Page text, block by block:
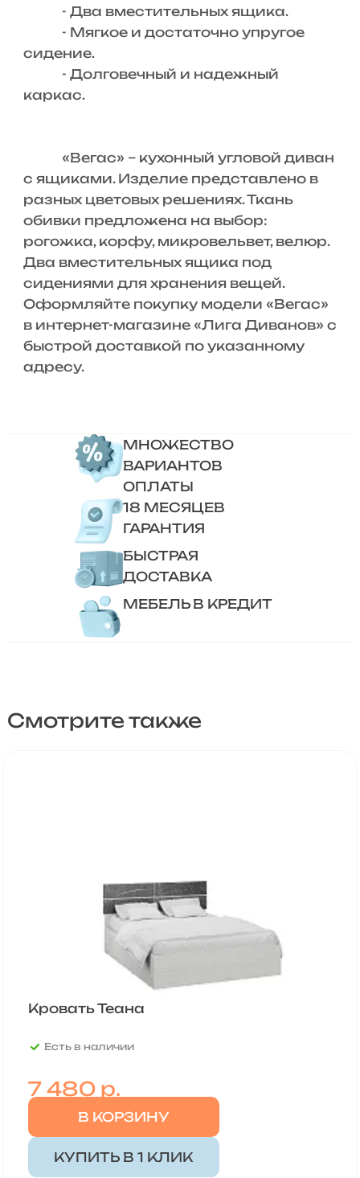
- Два вместительных ящика.
- Мягкое и достаточно упругое
сидение.
- Долговечный и надежный
каркас.
«Вегас» – кухонный угловой диван
с ящиками. Изделие представлено в
разных цветовых решениях. Ткань
обивки предложена на выбор:
рогожка, корфу, микровельвет, велюр.
Два вместительных ящика под
сидениями для хранения вещей.
Оформляйте покупку модели «Вегас»
в интернет-магазине «Лига Диванов» с
быстрой доставкой по указанному
адресу.
МНОЖЕСТВО
ВАРИАНТОВ
ОПЛАТЫ
18 МЕСЯЦЕВ
ГАРАНТИЯ
БЫСТРАЯ
ДОСТАВКА
МЕБЕЛЬ В КРЕДИТ
Смотрите также
Кровать Теана
Есть в наличии
7 480р.
В КОРЗИНУ
КУПИТЬ В 1 КЛИК